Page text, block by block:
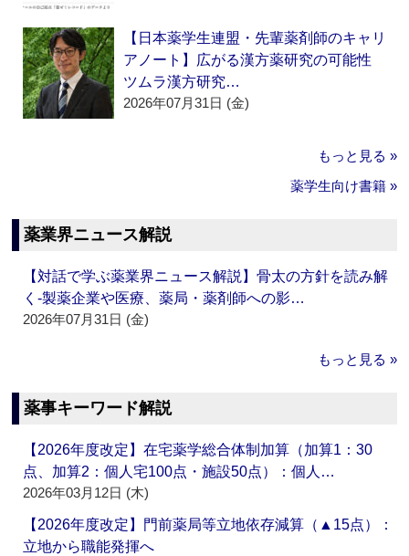
【日本薬学生連盟・先輩薬剤師のキャリ
アノート】広がる漢方薬研究の可能性
ツムラ漢方研究…
2026年07月31日 (金)
もっと見る »
薬学生向け書籍 »
薬業界ニュース解説
【対話で学ぶ薬業界ニュース解説】骨太の方針を読み解
く‐製薬企業や医療、薬局・薬剤師への影…
2026年07月31日 (金)
もっと見る »
薬事キーワード解説
【2026年度改定】在宅薬学総合体制加算（加算1：30
点、加算2：個人宅100点・施設50点）：個人…
2026年03月12日 (木)
【2026年度改定】門前薬局等立地依存減算（▲15点）：
立地から職能発揮へ